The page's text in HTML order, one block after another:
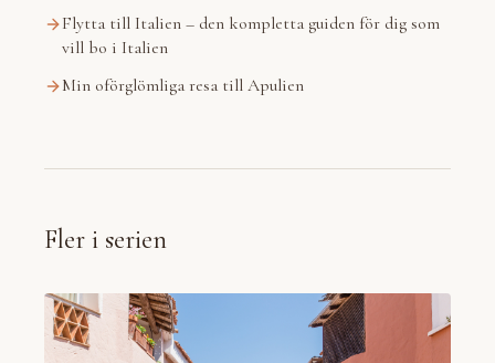
Flytta till Italien – den kompletta guiden för dig som
vill bo i Italien
Min oförglömliga resa till Apulien
Fler i serien